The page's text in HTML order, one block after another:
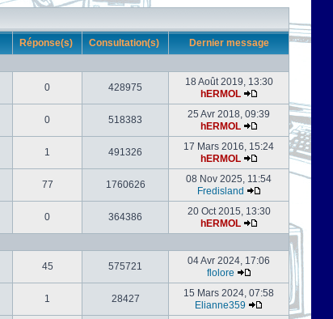
Réponse(s) Consultation(s) Dernier message
0 428975
18 Août 2019, 13:30
hERMOL
0 518383
25 Avr 2018, 09:39
hERMOL
1 491326
17 Mars 2016, 15:24
hERMOL
77 1760626
08 Nov 2025, 11:54
Fredisland
0 364386
20 Oct 2015, 13:30
hERMOL
45 575721
04 Avr 2024, 17:06
flolore
1 28427
15 Mars 2024, 07:58
Elianne359